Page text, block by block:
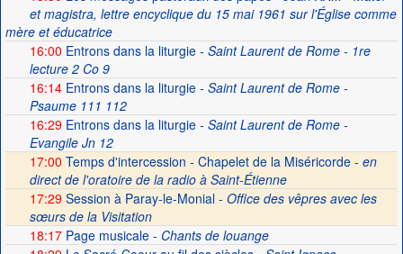
et magistra, lettre encyclique du 15 mai 1961 sur l'Église comme
mère et éducatrice
16:00 Entrons dans la liturgie- Saint Laurent de Rome - 1re
lecture 2 Co 9
16:14Entrons dans la liturgie- Saint Laurent de Rome -
Psaume 111 112
16:29Entrons dans la liturgie- Saint Laurent de Rome -
Evangile Jn 12
17:00 Temps d'intercession - Chapelet de la Miséricorde - en
direct de l'oratoire de la radio à Saint-Étienne
17:29 Session à Paray-le-Monial - Office des vêpres avec les
sœurs de la Visitation
18:17Page musicale- Chants de louange